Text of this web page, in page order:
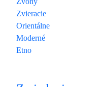
Zvieracie
Orientálne
Moderné
Etno